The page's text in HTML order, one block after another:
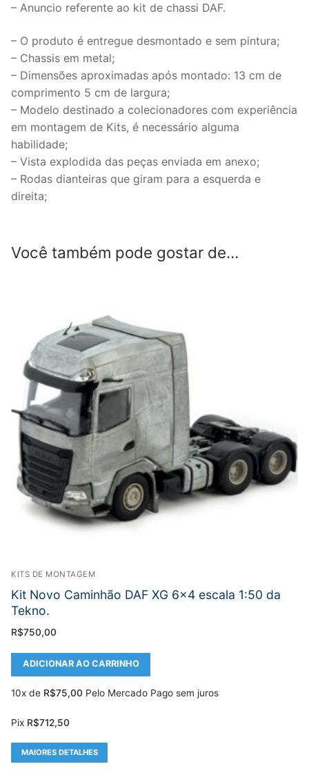
WSI.
– Anuncio referente ao kit de chassi DAF.
– O produto é entregue desmontado e sem pintura;
– Chassis em metal;
– Dimensões aproximadas após montado: 13 cm de
comprimento 5 cm de largura;
– Modelo destinado a colecionadores com experiência
em montagem de Kits, é necessário alguma
habilidade;
– Vista explodida das peças enviada em anexo;
– Rodas dianteiras que giram para a esquerda e
direita;
Você também pode gostar de…
KITS DE MONTAGEM
Kit Novo Caminhão DAF XG 6×4 escala 1:50 da
Tekno.
R$750,00
ADICIONAR AO CARRINHO
10x de R$75,00 Pelo Mercado Pago sem juros
Pix R$712,50
MAIORES DETALHES